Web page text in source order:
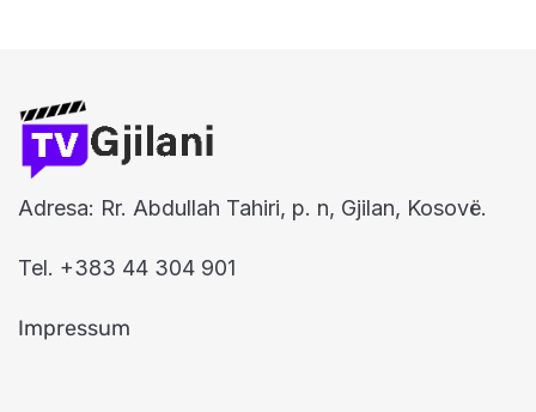
Adresa: Rr. Abdullah Tahiri, p. n, Gjilan, Kosovë.
Tel. +383 44 304 901
Impressum